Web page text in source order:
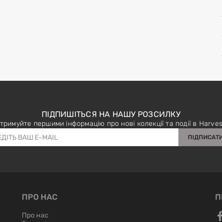
ПІДПИШІТЬСЯ НА НАШУ РОЗСИЛКУ
першими інформацію про нові колекції та події в
ПРО НАС
Про нас